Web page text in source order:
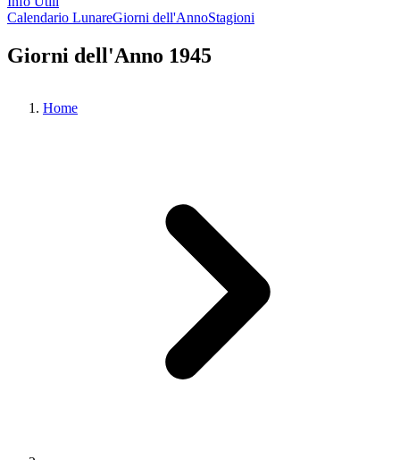
Calendario LunareGiorni dell'AnnoStagioni
Giorni dell'Anno 1945
Home